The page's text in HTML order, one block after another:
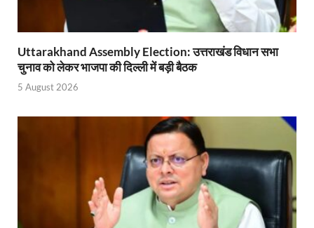
Uttarakhand Government News: मुख्यमंत्री पुष्कर
Noida Engineer Case: एसआईटी गठन पर मृतक के पिता
Jagran Forum: जागरण फोरम पर सीएम पुष्कर सिंह धामी
Uttar Pradesh Politics: मुक्त कंठ से यूपी को सराहा,
Vande Bharat Sleeper: देश को मिली पहली स्लीपर वन्दे
Vande Bharat Sleeper Update: वंदे भारत स्लीपर का
Uttarakhand Assembly Election: उत्तराखंड विधान सभा
चुनाव को लेकर भाजपा की दिल्ली में बड़ी बैठक
5 August 2026